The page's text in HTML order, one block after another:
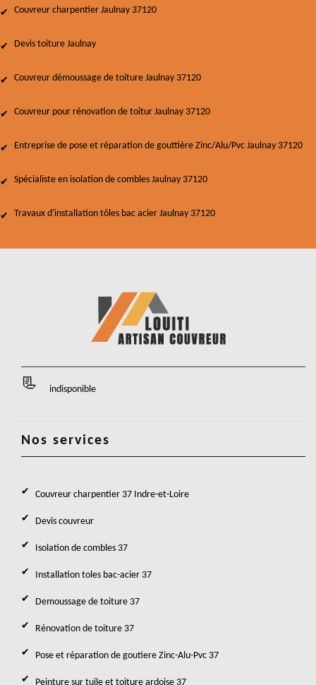
Couvreur charpentier Jaulnay 37120
Devis toiture Jaulnay
Couvreur démoussage de toiture Jaulnay 37120
Couvreur pour rénovation de toitur Jaulnay 37120
Entreprise de pose et réparation de gouttière Zinc/Alu/Pvc Jaulnay 37120
Spécialiste en isolation de combles Jaulnay 37120
Travaux d'installation tôles bac acier Jaulnay 37120
indisponible
Nos services
Couvreur charpentier 37 Indre-et-Loire
Devis couvreur
Isolation de combles 37
Installation toles bac-acier 37
Demoussage de toiture 37
Rénovation de toiture 37
Pose et réparation de goutiere Zinc-Alu-Pvc 37
Peinture sur tuile et toiture ardoise 37